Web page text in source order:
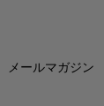
メールマガジン